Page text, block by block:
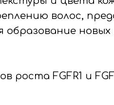
волос,
новых
роста FGFR1 и